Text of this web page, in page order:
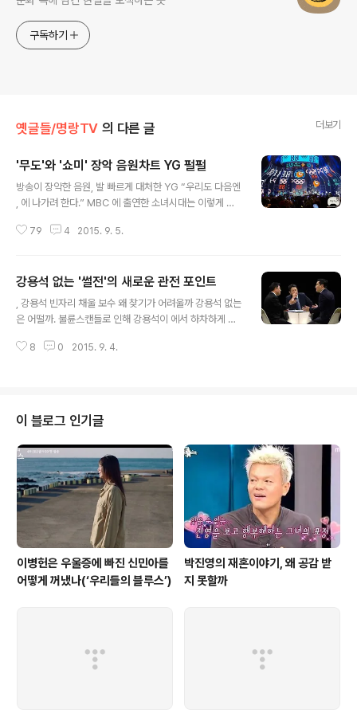
구독하기
옛글들/명랑TV 의 다른 글 더보기
'무도'와 '쇼미' 장악 음원차트 YG 펄펄
방송이 장악한 음원, 발 빠르게 대처한 YG “우리도 다음엔
, 에 나가려 한다.” MBC 에 출연한 소녀시대는 이렇게 말
째 장악하고 있는 과 의 강력한 힘을 에둘러 말하면서 그 와
지금 엄연한 현실이 되고 있다. 음원차트를 들여다 보라. 1
위부터 10위까지 영동고속도로 가요제에 나왔던 음원들과
에 올랐던 음원들이 가득 채우고 있다. 박명수와 아이유가
래곤, 태양이 부른 ‘맙소사’가 2위이며, 3위는 에서 송민호
79 4 2015. 9. 5.
강용석 없는 '썰전'의 새로운 관전 포인트
, 강용석 빈자리 채울 보수 왜 찾기가 어려울까 강용석 없는
은 어떨까. 불륜스캔들로 인해 강용석이 에서 하차하게 되
다. 늘 논란의 중심에 서 있던 강용석이지만 방송에 있어서
중들의 호감이다. 논란에 논란이 더해지고 불륜스캔들도
명쾌한 해명이 되지 않으면서 결국 강용석은 비호감의 그
늘이 짙어졌고 그 영향은 방송 프로그램에도 그대로 미칠
수밖에 없었다. 하지만 은 사실상 강용석과 이철희라는 두
인물의 힘에 의해 세워진 프로그램이나 다름없다. 그러니
강용석의 하차는 에는 큰 고민거리..
8 0 2015. 9. 4.
이 블로그 인기글
이병헌은 우울증에 빠진 신민아를
어떻게 꺼냈나(‘우리들의 블루스’)
박진영의 재혼이야기, 왜 공감 받
지 못할까